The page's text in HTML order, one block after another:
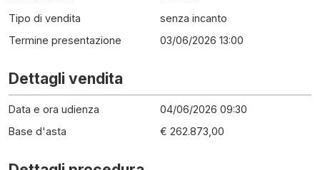
Tipo di vendita
senza incanto
Termine presentazione
03/06/2026 13:00
Dettagli vendita
Data e ora udienza
04/06/2026 09:30
Base d'asta
€ 262.873,00